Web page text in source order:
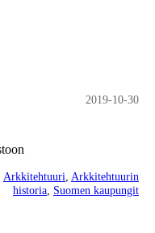
2019-10-30
Arkkitehtuuri Arkkitehtuurin
historia Suomen kaupungit